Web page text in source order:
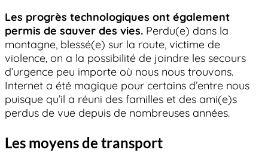
Les progrès technologiques ont également
permis de sauver des vies. Perdu(e) dans la
montagne, blessé(e) sur la route, victime de
violence, on a la possibilité de joindre les secours
d’urgence peu importe où nous nous trouvons.
Internet a été magique pour certains d’entre nous
puisque qu’il a réuni des familles et des ami(e)s
perdus de vue depuis de nombreuses années.
Les moyens de transport